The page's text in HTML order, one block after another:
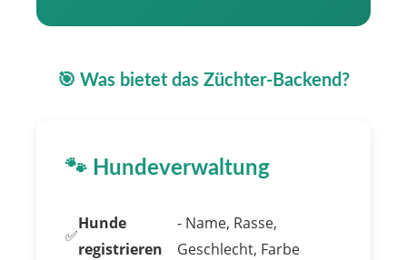
🎯 Was bietet das Züchter-Backend?
🐾 Hundeverwaltung
✅
Hunde
registrieren
- Name, Rasse,
Geschlecht, Farbe